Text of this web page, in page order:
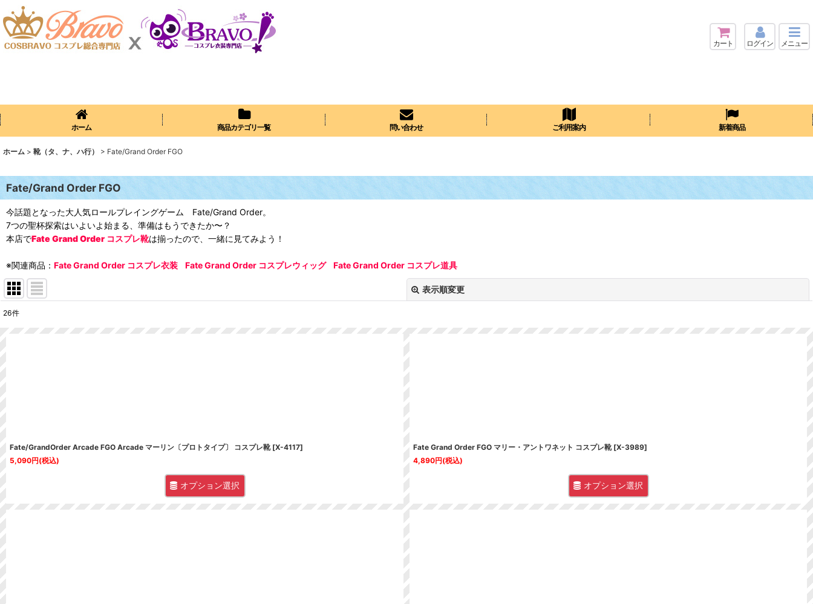
カート ログイン メニュー
ホーム 商品カテゴリ一覧 問い合わせ ご利用案内 新着商品
ホーム > 靴（タ、ナ、ハ行） > Fate/Grand Order FGO
Fate/Grand Order FGO
今話題となった大人気ロールプレイングゲーム Fate/Grand Order。
7つの聖杯探索はいよいよ始まる、準備はもうできたか〜？
本店でFate Grand Order コスプレ靴は揃ったので、一緒に見てみよう！
※関連商品： Fate Grand Order コスプレ衣装 Fate Grand Order コスプレウィッグ Fate Grand Order コスプレ道具
表示順変更
26件
Fate/GrandOrder Arcade FGO Arcade マーリン〔プロトタイプ〕 コスプレ靴 [X-4117]
5,090円(税込)
オプション選択
Fate Grand Order FGO マリー・アントワネット コスプレ靴 [X-3989]
4,890円(税込)
オプション選択